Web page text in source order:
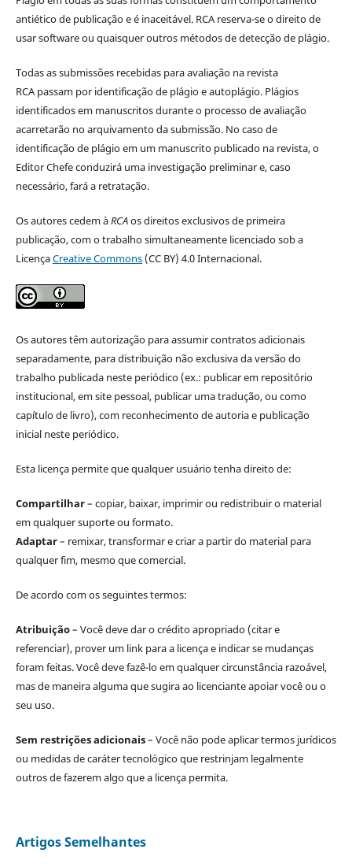
antiético de publicação e é inaceitável. RCA reserva-se o direito de
usar software ou quaisquer outros métodos de detecção de plágio.
Todas as submissões recebidas para avaliação na revista
RCA passam por identificação de plágio e autoplágio. Plágios
identificados em manuscritos durante o processo de avaliação
acarretarão no arquivamento da submissão. No caso de
identificação de plágio em um manuscrito publicado na revista, o
Editor Chefe conduzirá uma investigação preliminar e, caso
necessário, fará a retratação.
Os autores cedem àRCAos direitos exclusivos de primeira
publicação, com o trabalho simultaneamente licenciado sob a
LicençaCreative Commons(CC BY) 4.0 Internacional.
Os autores têm autorização para assumir contratos adicionais
separadamente, para distribuição não exclusiva da versão do
trabalho publicada neste periódico (ex.: publicar em repositório
institucional, em site pessoal, publicar uma tradução, ou como
capítulo de livro), com reconhecimento de autoria e publicação
inicial neste periódico.
Esta licença permite que qualquer usuário tenha direito de:
Compartilhar– copiar, baixar, imprimir ou redistribuir o material
em qualquer suporte ou formato.
Adaptar– remixar, transformar e criar a partir do material para
qualquer fim, mesmo que comercial.
De acordo com os seguintes termos:
Atribuição– Você deve dar o crédito apropriado (citar e
referenciar), prover um link para a licença e indicar se mudanças
foram feitas. Você deve fazê-lo em qualquer circunstância razoável,
mas de maneira alguma que sugira ao licenciante apoiar você ou o
seu uso.
Sem restrições adicionais– Você não pode aplicar termos jurídicos
ou medidas de caráter tecnológico que restrinjam legalmente
outros de fazerem algo que a licença permita.
Artigos Semelhantes